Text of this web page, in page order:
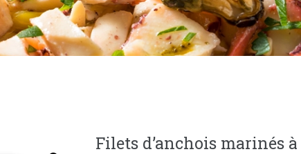
LES RECETTES
CONTACT
Filets d’anchois marinés